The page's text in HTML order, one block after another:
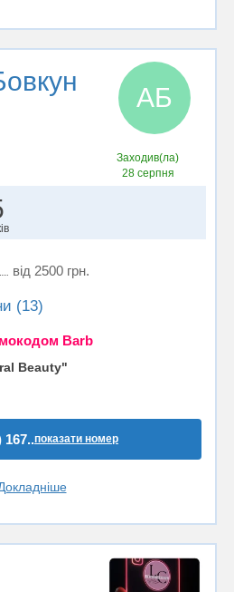
АБ
Заходив(ла)
28 серпня
від 2500 грн.
(13)
Barb
Beauty"
167..показати номер